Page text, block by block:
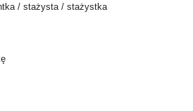
/ stażysta / stażystka